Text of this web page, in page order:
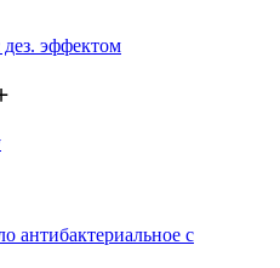
эффектом
с